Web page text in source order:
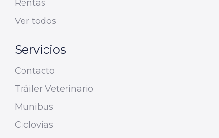
Rentas
Ver todos
Servicios
Contacto
Tráiler Veterinario
Munibus
Ciclovías